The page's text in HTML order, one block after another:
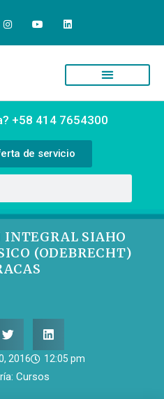
+58 414 7654300
de servicio
SIAHO
(ODEBRECHT)
2016 12:05 pm
Cursos